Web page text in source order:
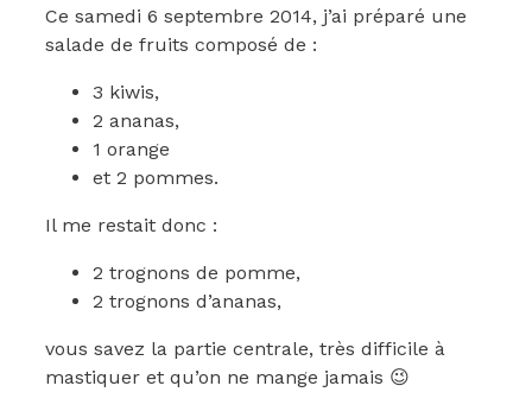
Ce samedi 6 septembre 2014, j’ai préparé une
salade de fruits composé de :
3 kiwis,
2 ananas,
1 orange
et 2 pommes.
Il me restait donc :
2 trognons de pomme,
2 trognons d’ananas,
vous savez la partie centrale, très difficile à
mastiquer et qu’on ne mange jamais 😉